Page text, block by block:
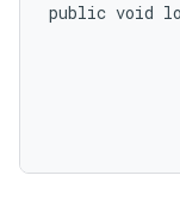
public void